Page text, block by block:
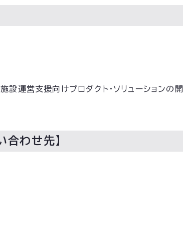
運営支援向けプロダクト・ソリューションの
わせ先】